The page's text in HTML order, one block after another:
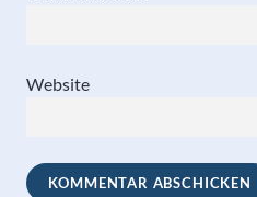
Website